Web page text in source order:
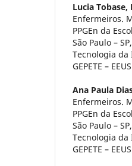
Lucia Tobase,
Enfermeiros.
PPGEn da
São Paulo –
Tecnologia da
GEPETE –
Ana Paula
Enfermeiros.
PPGEn da
São Paulo –
Tecnologia da
GEPETE –